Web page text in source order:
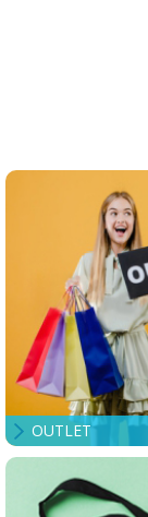
OUTLET